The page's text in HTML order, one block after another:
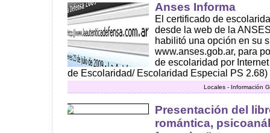
Anses Informa
El certificado de
desde la web de la
habilitó una opción en su
www.anses.gob.ar, para
de escolaridad por
de Escolaridad/ Escolaridad Especial PS 2.68)
Locales - Información
Presentación del
romántica,